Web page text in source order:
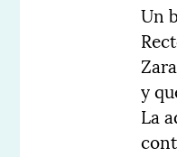
Un
y
La